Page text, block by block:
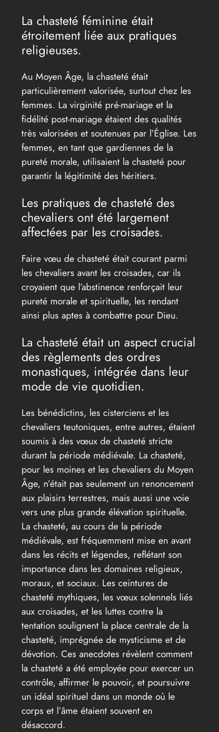
La chasteté féminine était
étroitement liée aux pratiques
religieuses.
Au Moyen Âge, la chasteté était
particulièrement valorisée, surtout chez les
femmes. La virginité pré-mariage et la
fidélité post-mariage étaient des qualités
très valorisées et soutenues par l’Église. Les
femmes, en tant que gardiennes de la
pureté morale, utilisaient la chasteté pour
garantir la légitimité des héritiers.
Les pratiques de chasteté des
chevaliers ont été largement
affectées par les croisades.
Faire vœu de chasteté était courant parmi
les chevaliers avant les croisades, car ils
croyaient que l’abstinence renforçait leur
pureté morale et spirituelle, les rendant
ainsi plus aptes à combattre pour Dieu.
La chasteté était un aspect crucial
des règlements des ordres
monastiques, intégrée dans leur
mode de vie quotidien.
Les bénédictins, les cisterciens et les
chevaliers teutoniques, entre autres, étaient
soumis à des vœux de chasteté stricte
durant la période médiévale. La chasteté,
pour les moines et les chevaliers du Moyen
Âge, n’était pas seulement un renoncement
aux plaisirs terrestres, mais aussi une voie
vers une plus grande élévation spirituelle.
La chasteté, au cours de la période
médiévale, est fréquemment mise en avant
dans les récits et légendes, reflétant son
importance dans les domaines religieux,
moraux, et sociaux. Les ceintures de
chasteté mythiques, les vœux solennels liés
aux croisades, et les luttes contre la
tentation soulignent la place centrale de la
chasteté, imprégnée de mysticisme et de
dévotion. Ces anecdotes révèlent comment
la chasteté a été employée pour exercer un
contrôle, affirmer le pouvoir, et poursuivre
un idéal spirituel dans un monde où le
corps et l’âme étaient souvent en
désaccord.